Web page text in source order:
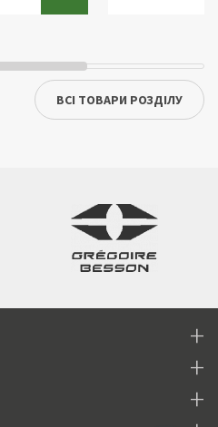
ВСІ ТОВАРИ РОЗДІЛУ